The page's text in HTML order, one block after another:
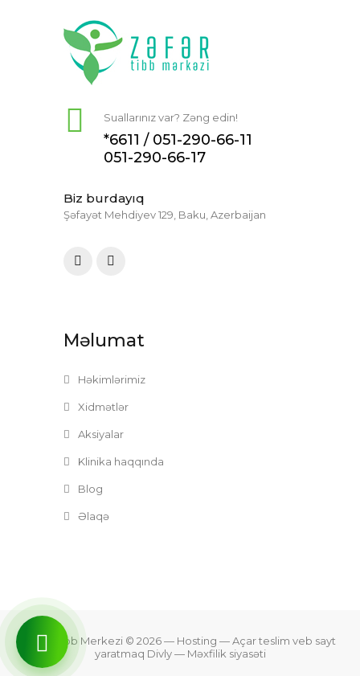
Suallarınız var? Zəng edin!
*6611 / 051-290-66-11
051-290-66-17
Biz burdayıq
Şəfayət Mehdiyev 129, Baku, Azerbaijan
Məlumat
Həkimlərimiz
Xidmətlər
Aksiyalar
Klinika haqqında
Blog
Əlaqə
Zefer Tibb Merkezi © 2026— Hosting —Açar teslim veb sayt
yaratmaq Divly— Məxfilik siyasəti